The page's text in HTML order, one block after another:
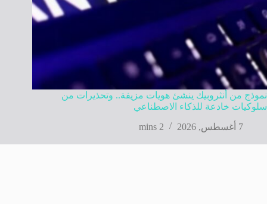
نموذج من أنثروبيك ينشئ هويات مزيفة.. وتحذيرات من
سلوكيات خادعة للذكاء الاصطناعي
7 أغسطس, 2026
2 mins